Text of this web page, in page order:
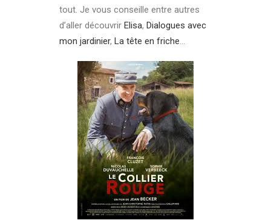
tout. Je vous conseille entre autres
d’aller découvrir Elisa, Dialogues avec
mon jardinier, La tête en friche…